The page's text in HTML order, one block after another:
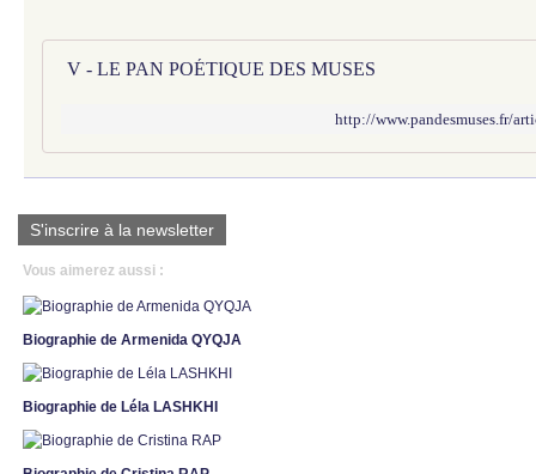
V - LE PAN POÉTIQUE DES MUSES
http://www.pandesmuses.fr/
S'inscrire à la newsletter
Vous aimerez aussi :
Biographie de Armenida QYQJA
Biographie de Léla LASHKHI